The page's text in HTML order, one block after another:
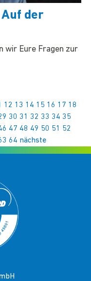
der
wir Eure Fragen zur
12 13 14 15 16 17 18
30 31 32 33 34 35
47 48 49 50 51
52
64 nächste